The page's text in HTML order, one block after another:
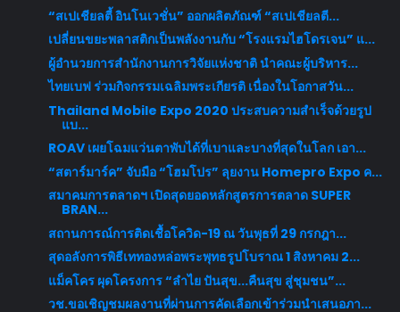
“สเปเชียลตี้ อินโนเวชั่น” ออกผลิตภัณฑ์ “สเปเชียลตี...
เปลี่ยนขยะพลาสติกเป็นพลังงานกับ “โรงแรมไฮโดรเจน” แ...
ผู้อำนวยการสำนักงานการวิจัยแห่งชาติ นำคณะผู้บริหาร...
ไทยเบฟ ร่วมกิจกรรมเฉลิมพระเกียรติ เนื่องในโอกาสวัน...
Thailand Mobile Expo 2020 ประสบความสำเร็จด้วยรูป
แบ...
ROAV เผยโฉมแว่นตาพับได้ที่เบาและบางที่สุดในโลก เอา...
“สตาร์มาร์ค” จับมือ “โฮมโปร” ลุยงาน Homepro Expo ค...
สมาคมการตลาดฯ เปิดสุดยอดหลักสูตรการตลาด SUPER
BRAN...
สถานการณ์การติดเชื้อโควิด-19 ณ วันพุธที่ 29 กรกฎา...
สุดอลังการพิธีเททองหล่อพระพุทธรูปโบราณ 1 สิงหาคม 2...
แม็คโคร ผุดโครงการ “ลำไย ปันสุข...คืนสุข สู่ชุมชน”...
วช.ขอเชิญชมผลงานที่ผ่านการคัดเลือกเข้าร่วมนำเสนอภา...